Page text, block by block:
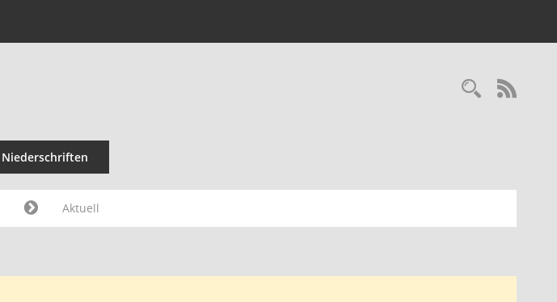
Niederschriften
Aktuell